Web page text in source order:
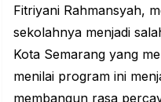
Fitriyani Rahmansyah,
sekolahnya menjadi
Kota Semarang yang
menilai program ini
membangun rasa